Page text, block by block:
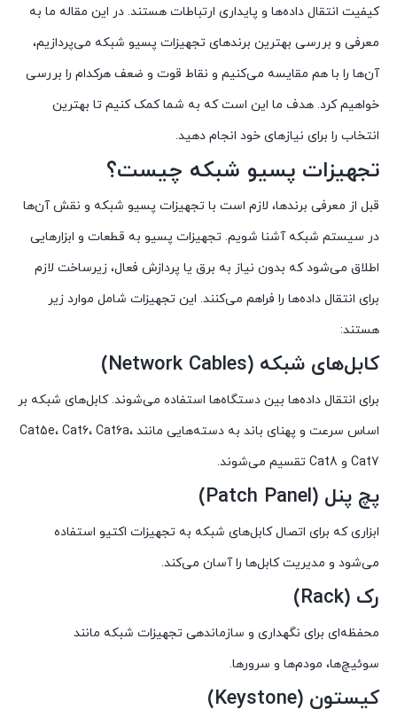
کیفیت انتقال داده‌ها و پایداری ارتباطات هستند. در این مقاله ما به
معرفی و بررسی بهترین برندهای تجهیزات پسیو شبکه می‌پردازیم،
آن‌ها را با هم مقایسه می‌کنیم و نقاط قوت و ضعف هرکدام را بررسی
خواهیم کرد. هدف ما این است که به شما کمک کنیم تا بهترین
انتخاب را برای نیازهای خود انجام دهید.
تجهیزات پسیو شبکه چیست؟
قبل از معرفی برندها، لازم است با تجهیزات پسیو شبکه و نقش آن‌ها
در سیستم شبکه آشنا شویم. تجهیزات پسیو به قطعات و ابزارهایی
اطلاق می‌شود که بدون نیاز به برق یا پردازش فعال، زیرساخت لازم
برای انتقال داده‌ها را فراهم می‌کنند. این تجهیزات شامل موارد زیر
هستند:
کابل‌های شبکه (Network Cables)
برای انتقال داده‌ها بین دستگاه‌ها استفاده می‌شوند. کابل‌های شبکه بر
اساس سرعت و پهنای باند به دسته‌هایی مانند Cat5e، Cat6، Cat6a،
Cat7 و Cat8 تقسیم می‌شوند.
پچ پنل (Patch Panel)
ابزاری که برای اتصال کابل‌های شبکه به تجهیزات اکتیو استفاده
می‌شود و مدیریت کابل‌ها را آسان می‌کند.
رک (Rack)
محفظه‌ای برای نگهداری و سازماندهی تجهیزات شبکه مانند
سوئیچ‌ها، مودم‌ها و سرورها.
کیستون (Keystone)